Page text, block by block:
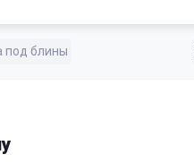
под блины